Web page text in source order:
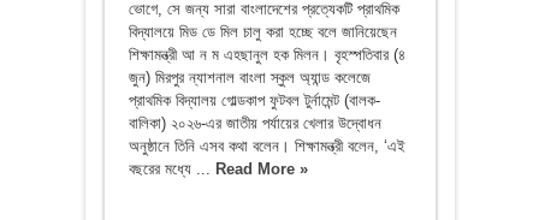
ভোগে, সে জন্য সারা বাংলাদেশের প্রত্যেকটি প্রাথমিক
বিদ্যালয়ে মিড ডে মিল চালু করা হচ্ছে বলে জানিয়েছেন
শিক্ষামন্ত্রী আ ন ম এহছানুল হক মিলন। বৃহস্পতিবার (৪
জুন) মিরপুর ন্যাশনাল বাংলা স্কুল অ্যান্ড কলেজে
প্রাথমিক বিদ্যালয় গোল্ডকাপ ফুটবল টুর্নামেন্ট (বালক-
বালিকা) ২০২৬-এর জাতীয় পর্যায়ের খেলার উদ্বোধন
অনুষ্ঠানে তিনি এসব কথা বলেন। শিক্ষামন্ত্রী বলেন, ‘এই
বছরের মধ্যে ... Read More »